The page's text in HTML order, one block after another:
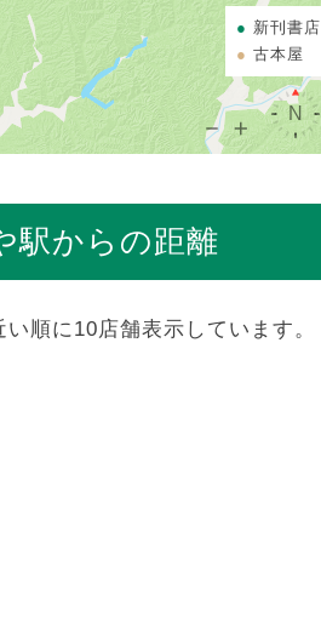
新刊書店
古本屋
駅からの距離
順に10店舗表示しています。